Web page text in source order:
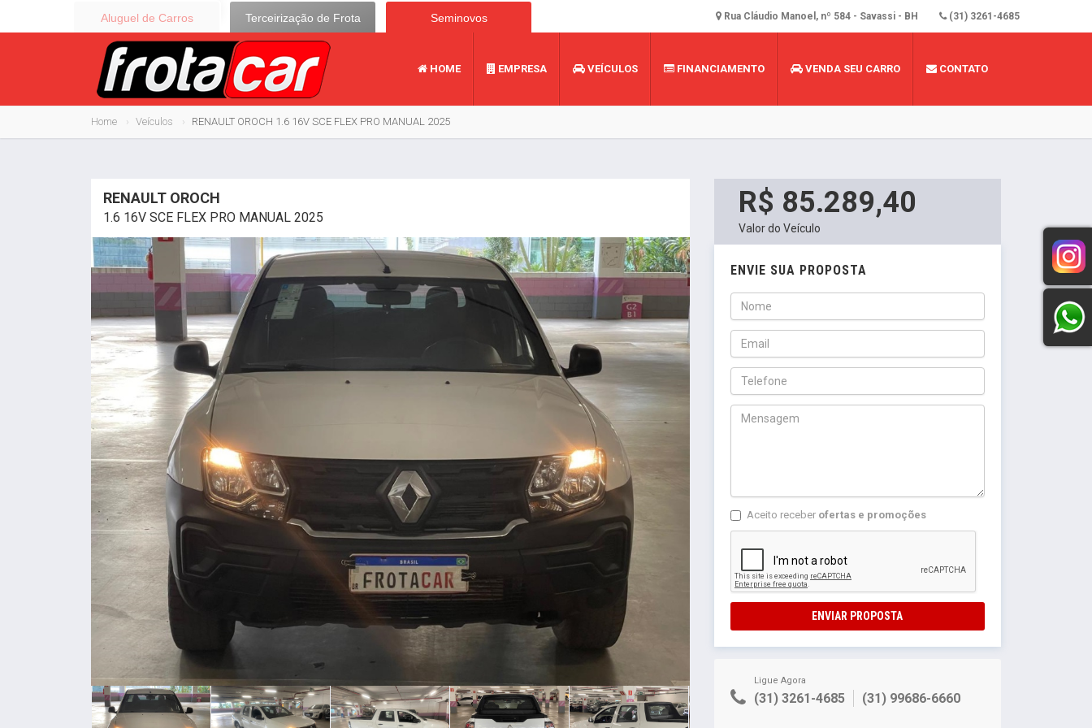
Aluguel de Carros Terceirização de Frota Seminovos Rua Cláudio Manoel, nº 584 - Savassi - BH (31) 3261-4685
HOME EMPRESA VEÍCULOS FINANCIAMENTO VENDA SEU CARRO CONTATO
Home Veículos RENAULT OROCH 1.6 16V SCE FLEX PRO MANUAL 2025
RENAULT OROCH
1.6 16V SCE FLEX PRO MANUAL 2025 R$ 85.289,40
Valor do Veículo
ENVIE SUA PROPOSTA
Aceito receber ofertas e promoções
ENVIAR PROPOSTA
Ligue Agora
(31) 3261-4685 (31) 99686-6660